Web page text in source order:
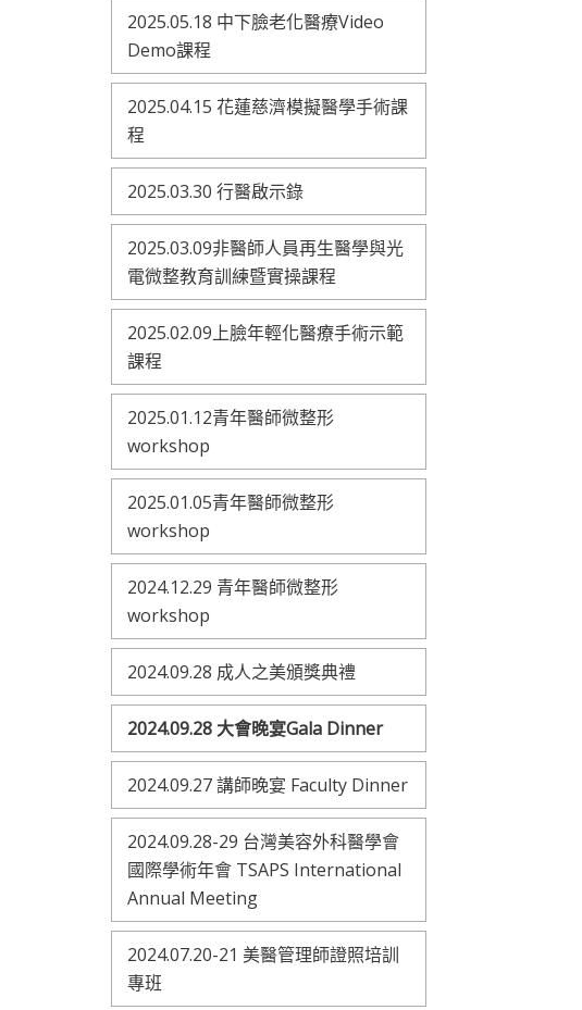
2025.05.18 中下臉老化醫療Video
Demo課程
2025.04.15 花蓮慈濟模擬醫學手術課
程
2025.03.30 行醫啟示錄
2025.03.09非醫師人員再生醫學與光
電微整教育訓練暨實操課程
2025.02.09上臉年輕化醫療手術示範
課程
2025.01.12青年醫師微整形
workshop
2025.01.05青年醫師微整形
workshop
2024.12.29 青年醫師微整形
workshop
2024.09.28 成人之美頒獎典禮
2024.09.28 大會晚宴Gala Dinner
2024.09.27 講師晚宴 Faculty Dinner
2024.09.28-29 台灣美容外科醫學會
國際學術年會 TSAPS International
Annual Meeting
2024.07.20-21 美醫管理師證照培訓
專班